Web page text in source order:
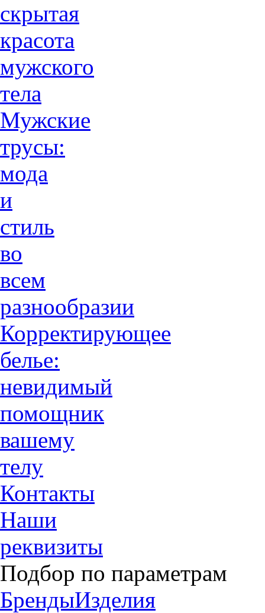
скрытая
красота
мужского
тела
Мужские
трусы:
мода
и
стиль
во
всем
разнообразии
Корректирующее
белье:
невидимый
помощник
вашему
телу
Контакты
Наши
реквизиты
Подбор по параметрам
БрендыИзделия